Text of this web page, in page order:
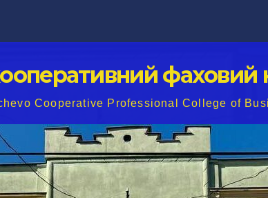
фаховий
Cooperative Professional College of